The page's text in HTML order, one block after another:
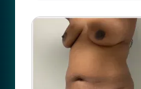
Número de caso19649